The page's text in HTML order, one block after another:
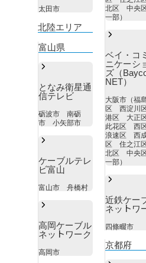
太田市
北陸エリア
富山県
となみ衛星通
信テレビ
砺波市 南砺
市 小矢部市
ケーブルテレ
ビ富山
富山市 舟橋村
高岡ケーブル
ネットワーク
高岡市
北区 中央
一部）
ベイ・コ
ニケーシ
ズ（
NET）
大阪市（福
区 西淀川
港区 大正
此花区 西
浪速区 西
区 住之江
北区 中央
一部）
近鉄ケー
ネットワ
四條畷市
京都府